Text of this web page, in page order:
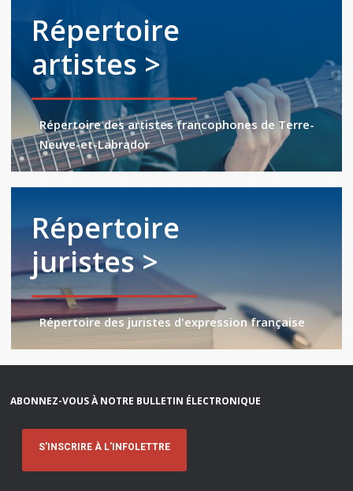
Répertoire
artistes >
Répertoire des artistes francophones de Terre-
Neuve-et-Labrador
Répertoire
juristes >
Répertoire des juristes d'expression française
ABONNEZ-VOUS À NOTRE BULLETIN ÉLECTRONIQUE
S'INSCRIRE À L'INFOLETTRE